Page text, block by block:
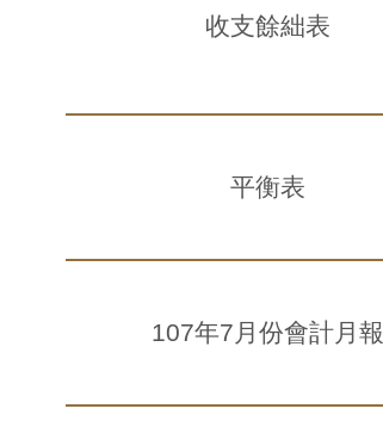
收支餘絀表
平衡表
107年7月份會計月報